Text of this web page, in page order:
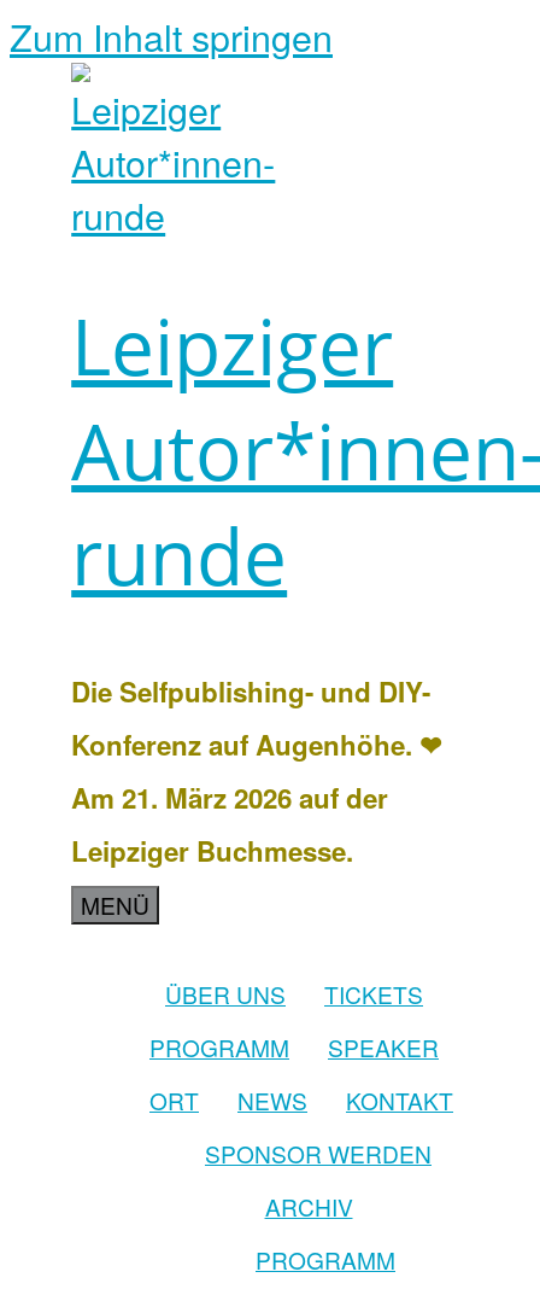
Zum Inhalt springen
Leipziger
runde
Die Selfpublishing- und DIY-
Konferenz auf Augenhöhe. ❤
Am 21. März 2026 auf der
Leipziger Buchmesse.
MENÜ
ÜBER UNS
TICKETS
PROGRAMM
SPEAKER
ORT
NEWS
KONTAKT
SPONSOR WERDEN
ARCHIV
PROGRAMM